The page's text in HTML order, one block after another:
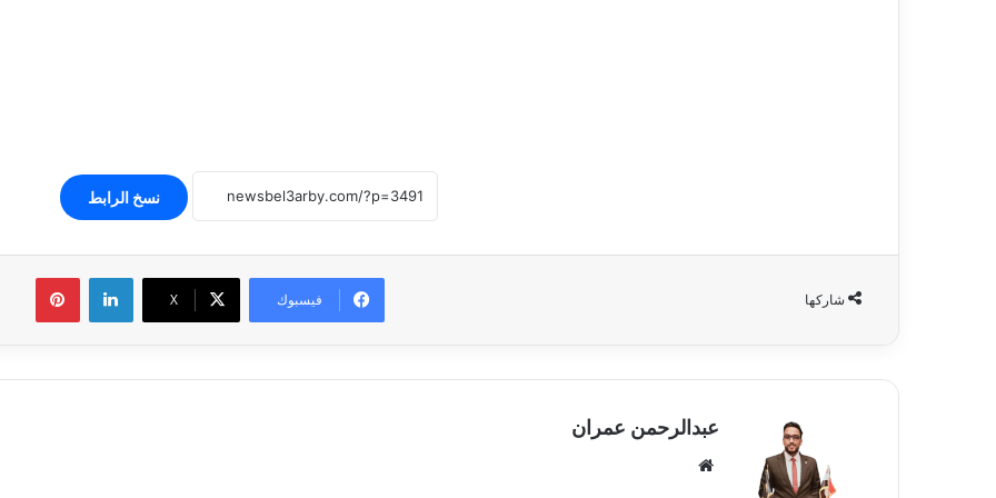
نسخ الرابط
شاركها فيسبوك ‫X
لينكدإن
عبدالرحمن عمران